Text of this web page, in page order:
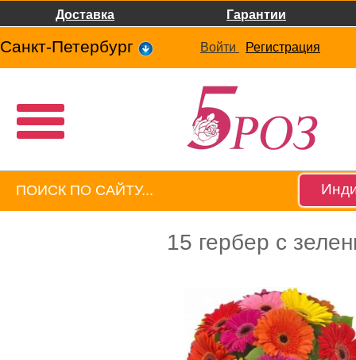
Доставка Гарантии
Санкт-Петербург Войти Регистрация
15 гербер с